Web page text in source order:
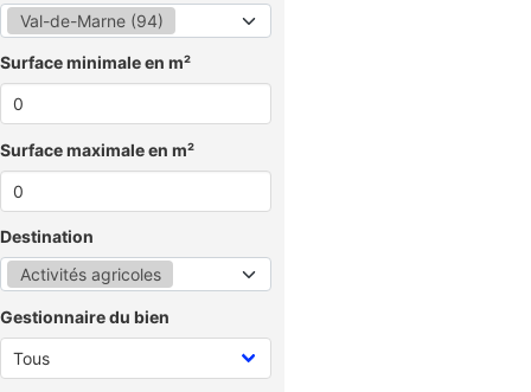
Val-de-Marne (94)
Surface minimale en m²
Surface maximale en m²
Destination
Activités agricoles
Gestionnaire du bien